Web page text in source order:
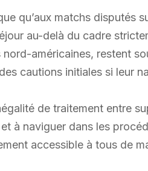
qu’aux matchs
au-delà du cadre
américaines, restent
cautions initiales si leur
de traitement entre
à naviguer dans les
accessible à tous de